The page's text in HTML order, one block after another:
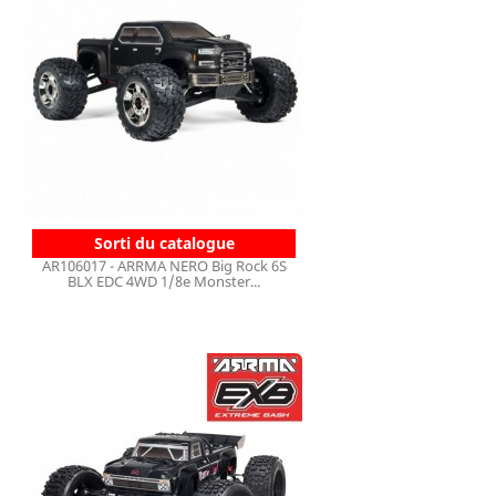
Sorti du catalogue
AR106017 - ARRMA NERO Big Rock 6S
BLX EDC 4WD 1/8e Monster...